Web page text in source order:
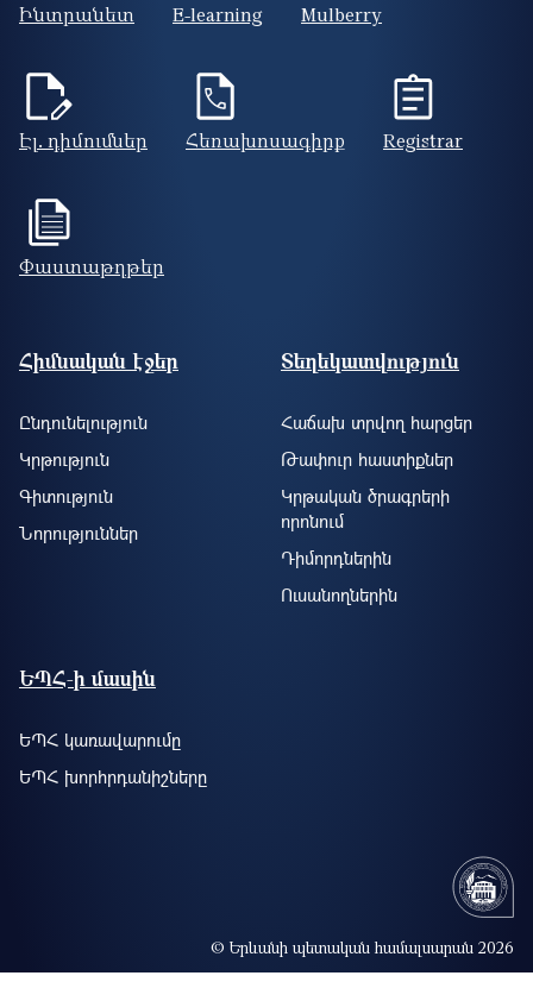
Ինտրանետ E-learning Mulberry
Էլ. դիմումներ Հեռախոսագիրք Registrar
Փաստաթղթեր
Footer site information
Հիմնական էջեր
Ընդունելություն
Կրթություն
Գիտություն
Նորություններ
Տեղեկատվություն
Հաճախ տրվող հարցեր
Թափուր հաստիքներ
Կրթական ծրագրերի
որոնում
Դիմորդներին
Ուսանողներին
ԵՊՀ-ի մասին
ԵՊՀ կառավարումը
ԵՊՀ խորհրդանիշները
© Երևանի պետական համալսարան 2026